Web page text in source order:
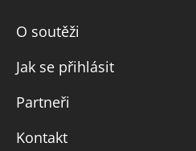
O soutěži
Jak se přihlásit
Partneři
Kontakt